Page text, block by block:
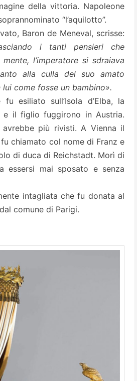
della vittoria. Napoleone
“l’aquilotto”.
Baron de Meneval, scrisse:
i tanti pensieri che
l’imperatore si sdraiava
alla culla del suo amato
come fosse un bambino».
fu esiliato sull’Isola d’Elba, la
e il figlio fuggirono in Austria.
avrebbe più rivisti. A Vienna il
chiamato col nome di Franz e
di duca di Reichstadt. Morì di
essersi mai sposato e senza
intagliata che fu donata al
comune di Parigi.